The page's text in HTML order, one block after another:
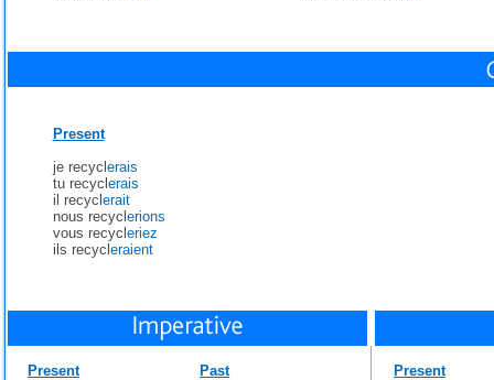
Present
je recycl erais
tu recycl erais
il recycl erait
nous recycl erions
vous recycl eriez
ils recycl eraient
Present
Past
Present